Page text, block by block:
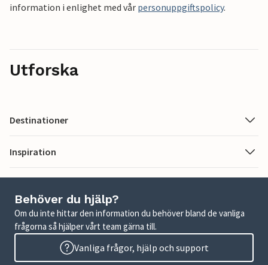
information i enlighet med vår personuppgiftspolicy.
Utforska
Destinationer
Inspiration
Behöver du hjälp?
Om du inte hittar den information du behöver bland de vanliga
frågorna så hjälper vårt team gärna till.
Vanliga frågor, hjälp och support